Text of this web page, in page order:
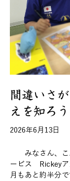
間違いさ
えを知ろ
2026年6月13日
みなさん、こ
ービス Rickey
月もあと約半分